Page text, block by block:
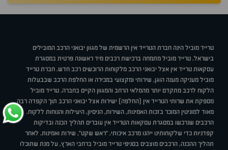
טרייד מוביל הינה חברת הטרייד אין הרשמית של מגוון יבואני הרכב המובילים
בישראל. טרייד מוביל מתמחה ברכישת רכבים מיד ראשונה פרטית במסגרת
עסקאות טרייד אין אצל יבואני הרכב מלקוחות הרוכשים רכב חדש. חברת טרייד
מוביל מעניקה מענה הוגן, שירותי ומקצועי במכירה או החלפת הרכב שבבעלות
הלקוח לרכב מתקדם יותר מהמלאי הרחב והמגוון הקיים בחברה. טרייד מוביל
מספקת את שרותי הטרייד אין (החלפה) ישירות אצל יבואני הרכב תוך הקפדה רבה
מאוד למוניטין המוכר בזכות האמינות, השירות, הניסיון, היעילות והנוחות ללקוח.
הרכבים שנרכשו במסגרת עסקאות הטרייד אין עוברים תהליך הכנה ובדיקות
קפדניות כדי שלקוחותינו ייהנו מרכב איכותי, "ראש שקט", שירות ואמינות. לאחר
תהליך ההכנה, הרכבים מוצבים בסניפי טרייד מוביל ברחבי הארץ, על מנת שתוכלו